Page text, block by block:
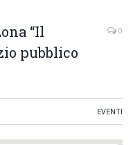
“Il
pubblico
0
EVENTI